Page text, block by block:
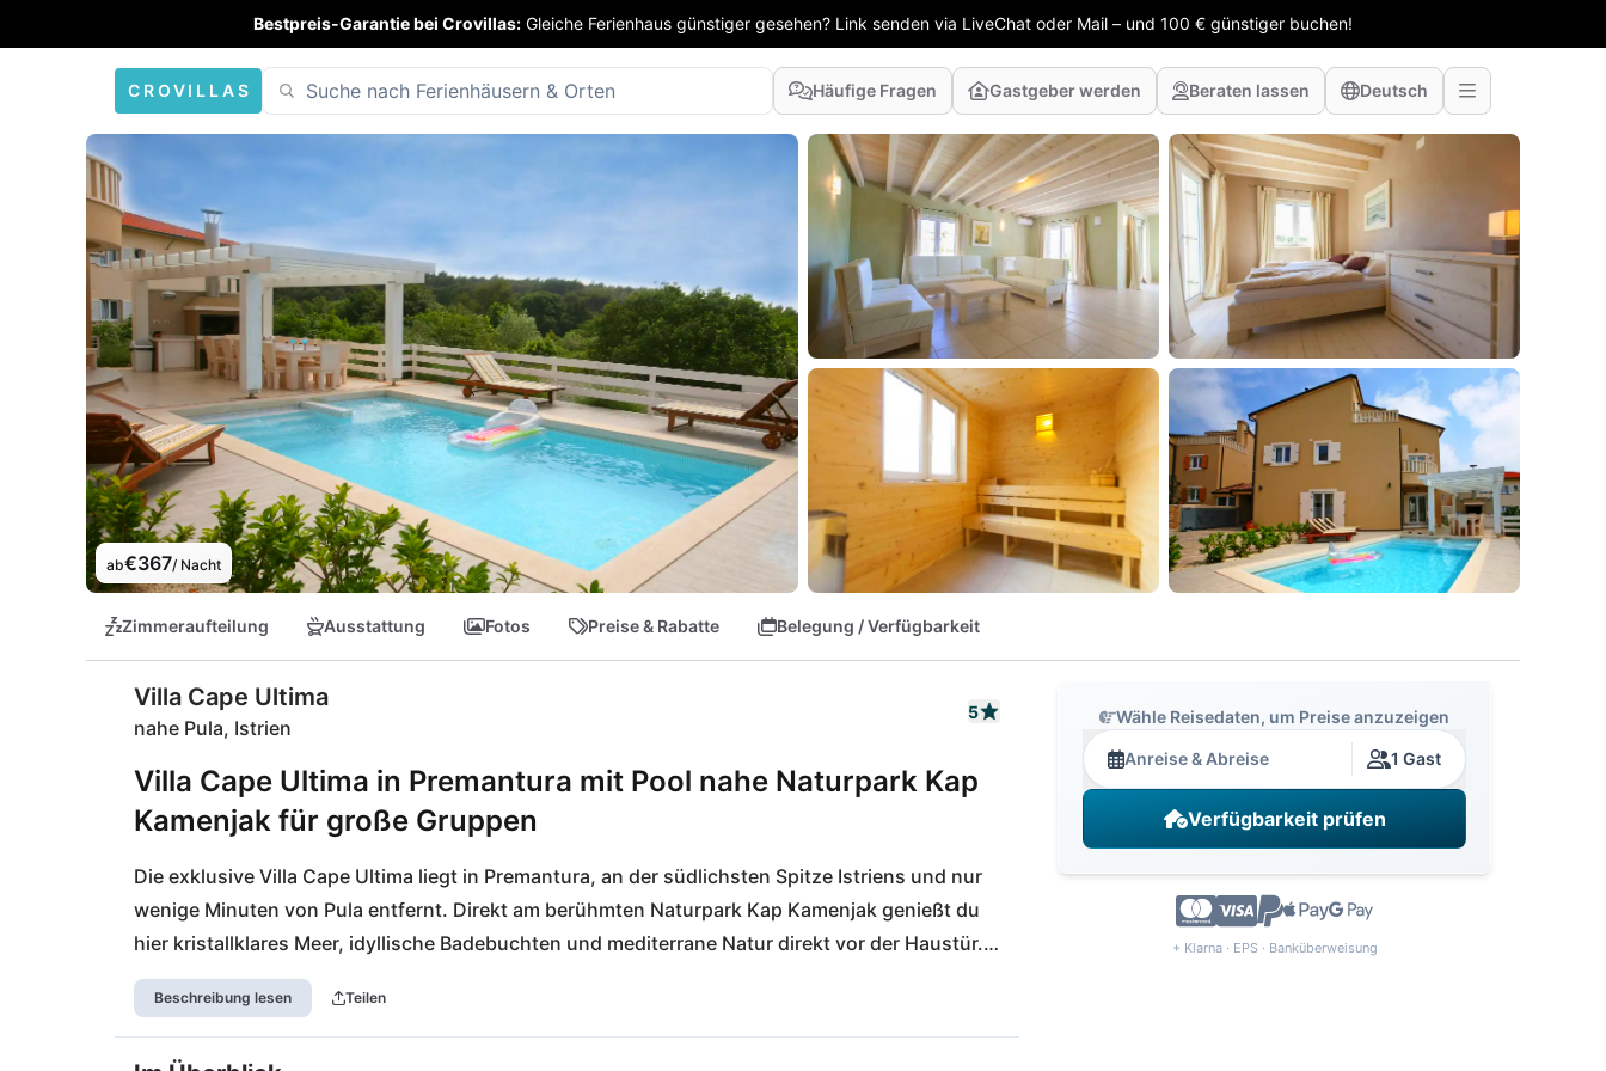
Bestpreis-Garantie bei Crovillas: Gleiche Ferienhaus günstiger gesehen? Link senden via LiveChat oder Mail – und 100 € günstiger buchen!
CROVILLAS Häufige Fragen Gastgeber werden Beraten lassen Deutsch
ab€367/ Nacht
Zimmeraufteilung Ausstattung Fotos Preise & Rabatte Belegung / Verfügbarkeit
Villa Cape Ultima
nahe Pula, Istrien
5
Villa Cape Ultima in Premantura mit Pool nahe Naturpark Kap
Kamenjak für große Gruppen
Die exklusive Villa Cape Ultima liegt in Premantura, an der südlichsten Spitze Istriens und nur
wenige Minuten von Pula entfernt. Direkt am berühmten Naturpark Kap Kamenjak genießt du
hier kristallklares Meer, idyllische Badebuchten und mediterrane Natur direkt vor der Haustür.
Zahlreiche Strände und traumhafte Küstenabschnitte erreichst du bequem zu Fuß.
Die moderne Luxusvilla ist der ideale Rückzugsort für Familien, Naturliebhaber und größere
Beschreibung lesen Teilen
Wähle Reisedaten, um Preise anzuzeigen
Anreise & Abreise 1 Gast
Verfügbarkeit prüfen
+ Klarna · EPS · Banküberweisung